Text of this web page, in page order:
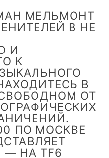
МЕЛЬМОНТ
В НЕ
И
К
В
ОТ
ПО МОСКВЕ
— НА TF6